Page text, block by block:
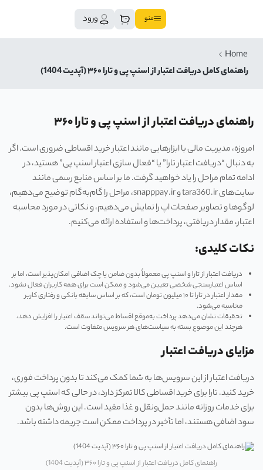
منو ورود
Home
راهنمای کامل دریافت اعتبار از اسنپ پی و تارا ۳۶۰ (آپدیت 1404)
راهنمای دریافت اعتبار از اسنپ پی و تارا ۳۶۰
امروزه، مدیریت مالی با ابزارهایی مانند اعتبار خرید اقساطی ضروری است. اگر
به دنبال “دریافت اعتبار تارا” یا “فعال سازی اعتبار اسنپ پی” هستید، در
ادامه تمام مراحل را یاد خواهید گرفت. ما بر اساس منابع رسمی مانند
سایت‌های tara360.ir و snapppay.ir، مراحل را گام‌به‌گام توضیح می‌دهیم،
لوگوها و تصاویر صفحات اپ را نمایش می‌دهیم، و نکاتی در مورد محاسبه
اعتبار، مقدار دریافتی، پرداخت‌ها و استفاده ارائه می‌کنیم.
نکات کلیدی:
دریافت اعتبار از تارا و اسنپ پی معمولاً بدون ضامن یا چک اضافی امکان‌پذیر است، اما بر
اساس اعتبارسنجی شخصی تعیین می‌شود و ممکن است برای همه کاربران فعال نشود.
مقدار اعتبار در تارا تا ۱۰ میلیون تومان است، که بر اساس سابقه بانکی و رفتاری کاربر
محاسبه می‌شود.
تحقیقات نشان می‌دهد پرداخت به‌موقع اقساط می‌تواند سقف اعتبار را افزایش دهد،
هرچند این موضوع بسته به سیاست‌های هر سرویس متفاوت است.
مزایای دریافت اعتبار
دریافت اعتبار از این سرویس‌ها به شما کمک می‌کند تا بدون پرداخت فوری،
خرید کنید. تارا برای خرید اقساطی کالا تمرکز دارد، در حالی که اسنپ پی بیشتر
برای خدمات روزانه مانند حمل‌ونقل و غذا مفید است. این روش‌ها بدون
سود اضافی هستند، اما تأخیر در پرداخت ممکن است جریمه داشته باشد.
راهنمای کامل دریافت اعتبار از اسنپ پی و تارا ۳۶۰ (آپدیت 1404)